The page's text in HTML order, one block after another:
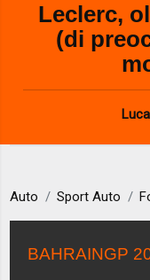
Leclerc,
(di
Auto Sport Auto
BAHRAINGP